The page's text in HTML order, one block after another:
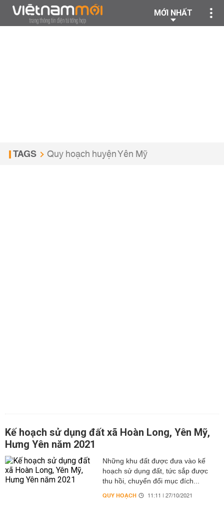
MỚI NHẤT
TAGS Quy hoạch huyện Yên Mỹ
Kế hoạch sử dụng đất xã Hoàn Long, Yên Mỹ,
Hưng Yên năm 2021
Những khu đất được đưa vào kế
hoạch sử dụng đất, tức sắp được
thu hồi, chuyển đổi mục đích...
QUY HOẠCH 11:11 | 27/10/2021